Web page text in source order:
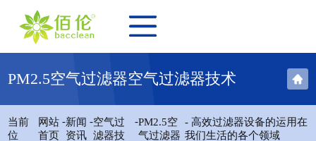
PM2.5空气过滤器空气过滤器技术
当前
位
网站
首页
-新闻
资讯
-空气过
滤器技
-PM2.5空
气过滤器
- 高效过滤器设备的运用在
我们生活的各个领域